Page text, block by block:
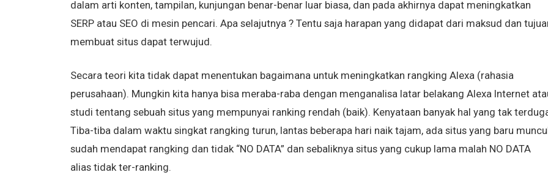
dalam arti konten, tampilan, kunjungan benar-benar luar biasa, dan pada akhirnya dapat meningkatkan
SERP atau SEO di mesin pencari. Apa selajutnya ? Tentu saja harapan yang didapat dari maksud dan
membuat situs dapat terwujud.
Secara teori kita tidak dapat menentukan bagaimana untuk meningkatkan rangking Alexa (rahasia
perusahaan). Mungkin kita hanya bisa meraba-raba dengan menganalisa latar belakang Alexa Internet
studi tentang sebuah situs yang mempunyai ranking rendah (baik). Kenyataan banyak hal yang tak
Tiba-tiba dalam waktu singkat rangking turun, lantas beberapa hari naik tajam, ada situs yang baru
sudah mendapat rangking dan tidak “NO DATA” dan sebaliknya situs yang cukup lama malah NO DATA
alias tidak ter-ranking.